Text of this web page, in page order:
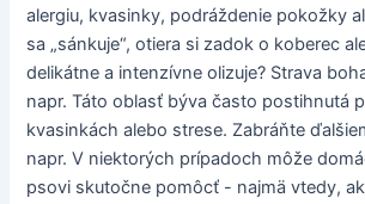
alergiu, kvasinky, podráždenie pokožky
sa „sánkuje“, otiera si zadok o koberec
delikátne a intenzívne olizuje? Strava
napr. Táto oblasť býva často postihnutá
kvasinkách alebo strese. Zabráňte
napr. V niektorých prípadoch môže
psovi skutočne pomôcť - najmä vtedy,